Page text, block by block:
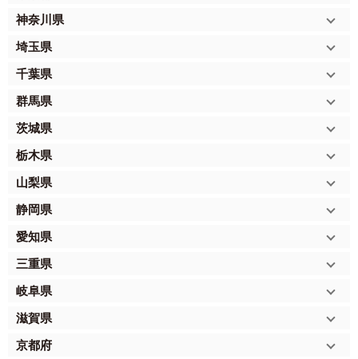
神奈川県
埼玉県
千葉県
群馬県
茨城県
栃木県
山梨県
静岡県
愛知県
三重県
岐阜県
滋賀県
京都府